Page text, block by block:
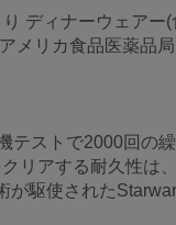
ディナーウェアー(
メリカ食品医薬品
テストで2000回の
リアする耐久性は
が駆使された